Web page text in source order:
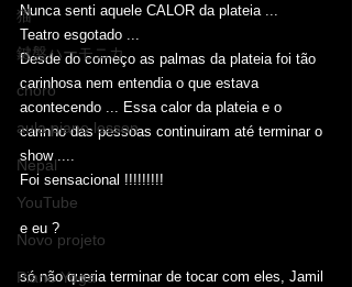
猫
鍵盤ハーモニカ
choro
aula piano lesson
Nepal
YouTube
Novo projeto
Piano Yoga
Nunca senti aquele CALOR da plateia ...
Teatro esgotado ...
Desde do começo as palmas da plateia foi tão
carinhosa nem entendia o que estava
acontecendo ... Essa calor da plateia e o
carinho das pessoas continuiram até terminar o
show ....
Foi sensacional !!!!!!!!!
e eu ?
só não queria terminar de tocar com eles, Jamil